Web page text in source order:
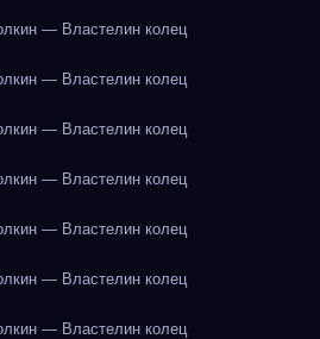
— Властелин колец
— Властелин колец
— Властелин колец
— Властелин колец
— Властелин колец
— Властелин колец
— Властелин колец